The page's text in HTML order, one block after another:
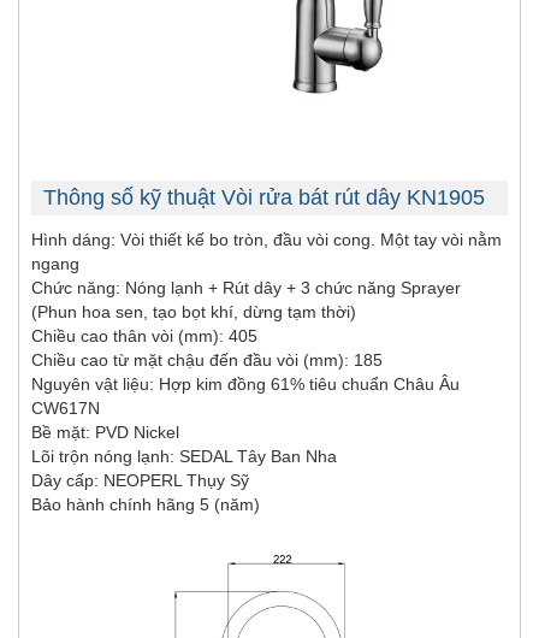
Thông số kỹ thuật Vòi rửa bát rút dây KN1905
Hình dáng: Vòi thiết kế bo tròn, đầu vòi cong. Một tay vòi nằm
ngang
Chức năng: Nóng lạnh + Rút dây + 3 chức năng Sprayer
(Phun hoa sen, tạo bọt khí, dừng tạm thời)
Chiều cao thân vòi (mm): 405
Chiều cao từ mặt chậu đến đầu vòi (mm): 185
Nguyên vật liệu: Hợp kim đồng 61% tiêu chuẩn Châu Âu
CW617N
Bề mặt: PVD Nickel
Lõi trộn nóng lạnh: SEDAL Tây Ban Nha
Dây cấp: NEOPERL Thụy Sỹ
Bảo hành chính hãng 5 (năm)